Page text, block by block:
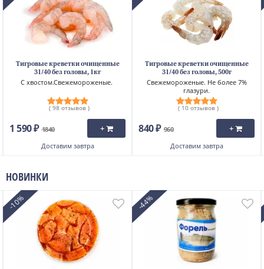
Тигровые креветки очищенные
31/40 без головы, 1кг
С хвостом.Свежемороженые.
( 98 отзывов )
1 590 ₽ 1840 +
Доставим завтра
Тигровые креветки очищенные
31/40 без головы, 500г
Свежемороженые. Не более 7%
глазури.
( 10 отзывов )
840 ₽ 960 +
Доставим завтра
НОВИНКИ
-10% -44%